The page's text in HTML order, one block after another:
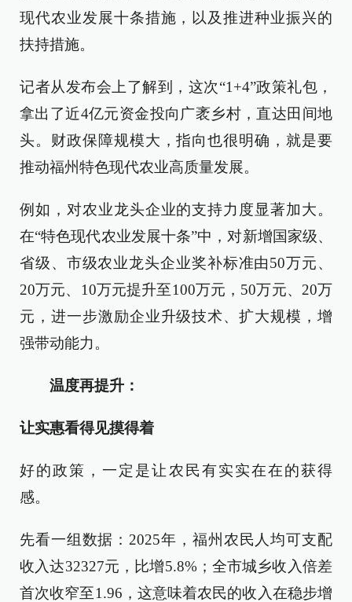
现代农业发展十条措施，以及推进种业振兴的
扶持措施。
记者从发布会上了解到，这次“1+4”政策礼包，
拿出了近4亿元资金投向广袤乡村，直达田间地
头。财政保障规模大，指向也很明确，就是要
推动福州特色现代农业高质量发展。
例如，对农业龙头企业的支持力度显著加大。
在“特色现代农业发展十条”中，对新增国家级、
省级、市级农业龙头企业奖补标准由50万元、
20万元、10万元提升至100万元，50万元、20万
元，进一步激励企业升级技术、扩大规模，增
强带动能力。
温度再提升：
让实惠看得见摸得着
好的政策，一定是让农民有实实在在的获得
感。
先看一组数据：2025年，福州农民人均可支配
收入达32327元，比增5.8%；全市城乡收入倍差
首次收窄至1.96，这意味着农民的收入在稳步增